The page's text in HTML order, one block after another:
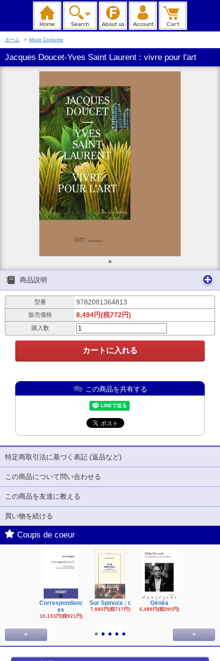
ホーム > Mode Costume
Jacques Doucet-Yves Saint Laurent : vivre pour l'art
商品説明
型番 9782081364813
販売価格 8,494円(税772円)
購入数
この商品を共有する
特定商取引法に基づく表記 (返品など)
この商品について問い合わせる
この商品を友達に教える
買い物を続ける
Coups de coeur
Correspondanc
es
10,133円(税921円)
Sur Spinoza : c
7,885円(税717円)
Généa
6,489円(税590円)
< >